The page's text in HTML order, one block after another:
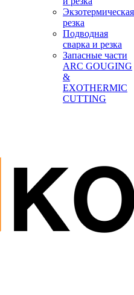
Экзотермическая
резка
Подводная
сварка и резка
Запасные части
ARC GOUGING
&
EXOTHERMIC
CUTTING